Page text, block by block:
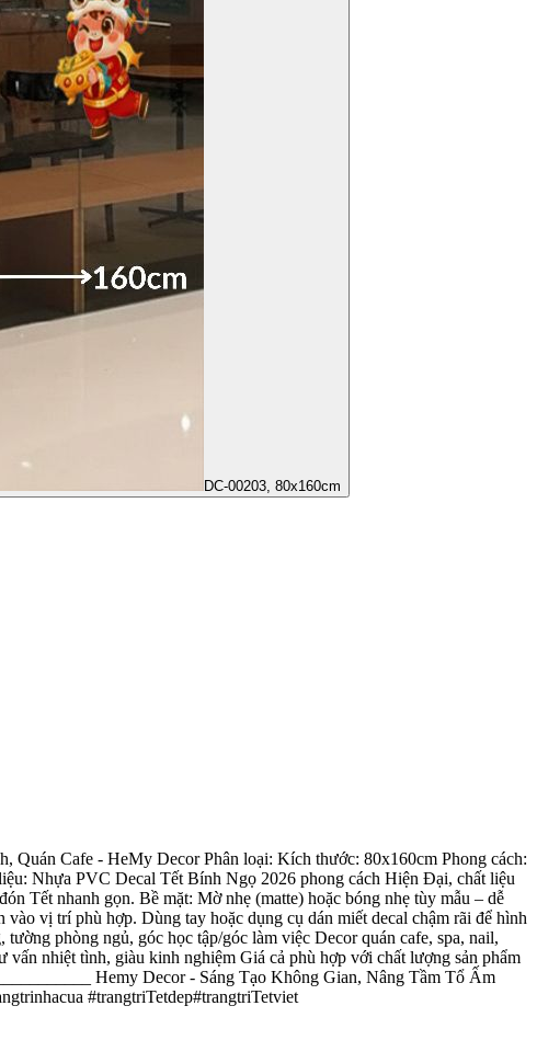
DC-00203, 80x160cm
Cafe - HeMy Decor Phân loại: Kích thước: 80x160cm Phong cách:
Nhựa PVC Decal Tết Bính Ngọ 2026 phong cách Hiện Đại, chất liệu
Tết nhanh gọn. Bề mặt: Mờ nhẹ (matte) hoặc bóng nhẹ tùy mẫu – dễ
vị trí phù hợp. Dùng tay hoặc dụng cụ dán miết decal chậm rãi để hình
phòng ngủ, góc học tập/góc làm việc Decor quán cafe, spa, nail,
nhiệt tình, giàu kinh nghiệm Giá cả phù hợp với chất lượng sản phẩm
Hemy Decor - Sáng Tạo Không Gian, Nâng Tầm Tổ Ấm
#trangtriTetdep#trangtriTetviet